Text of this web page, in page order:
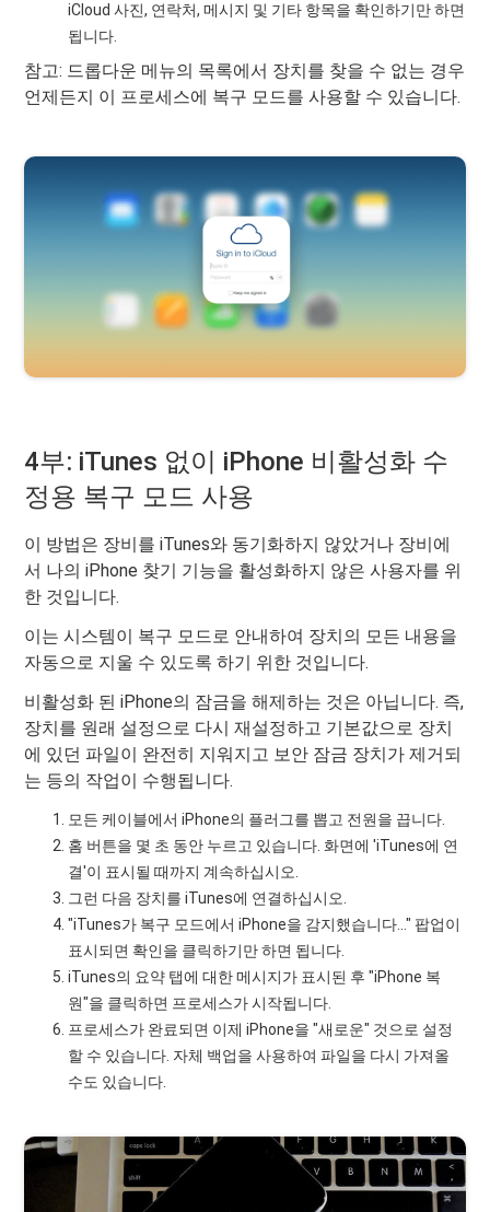
iCloud 사진, 연락처, 메시지 및 기타 항목을 확인하기만 하면
됩니다.
참고: 드롭다운 메뉴의 목록에서 장치를 찾을 수 없는 경우
언제든지 이 프로세스에 복구 모드를 사용할 수 있습니다.
4부: iTunes 없이 iPhone 비활성화 수
정용 복구 모드 사용
이 방법은 장비를 iTunes와 동기화하지 않았거나 장비에
서 나의 iPhone 찾기 기능을 활성화하지 않은 사용자를 위
한 것입니다.
이는 시스템이 복구 모드로 안내하여 장치의 모든 내용을
자동으로 지울 수 있도록 하기 위한 것입니다.
비활성화 된 iPhone의 잠금을 해제하는 것은 아닙니다. 즉,
장치를 원래 설정으로 다시 재설정하고 기본값으로 장치
에 있던 파일이 완전히 지워지고 보안 잠금 장치가 제거되
는 등의 작업이 수행됩니다.
모든 케이블에서 iPhone의 플러그를 뽑고 전원을 끕니다.
홈 버튼을 몇 초 동안 누르고 있습니다. 화면에 'iTunes에 연
결'이 표시될 때까지 계속하십시오.
그런 다음 장치를 iTunes에 연결하십시오.
"iTunes가 복구 모드에서 iPhone을 감지했습니다..." 팝업이
표시되면 확인을 클릭하기만 하면 됩니다.
iTunes의 요약 탭에 대한 메시지가 표시된 후 "iPhone 복
원"을 클릭하면 프로세스가 시작됩니다.
프로세스가 완료되면 이제 iPhone을 "새로운" 것으로 설정
할 수 있습니다. 자체 백업을 사용하여 파일을 다시 가져올
수도 있습니다.